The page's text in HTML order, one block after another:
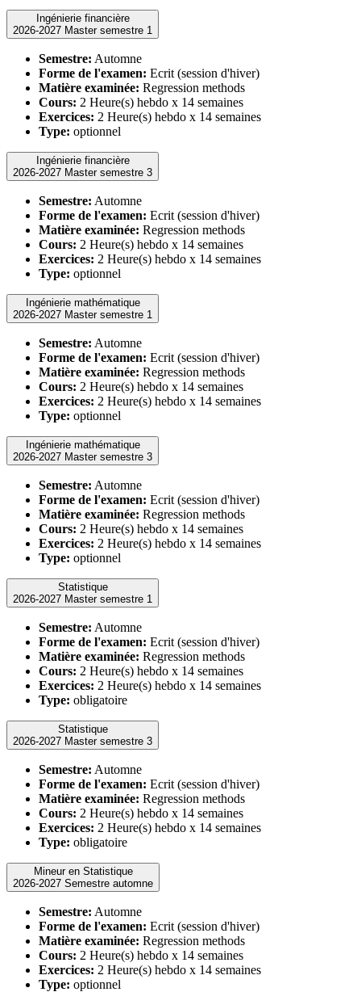
Ingénierie financière
2026-2027 Master semestre 1
Semestre: Automne
Forme de l'examen: Ecrit (session d'hiver)
Matière examinée: Regression methods
Cours: 2 Heure(s) hebdo x 14 semaines
Exercices: 2 Heure(s) hebdo x 14 semaines
Type: optionnel
Ingénierie financière
2026-2027 Master semestre 3
Semestre: Automne
Forme de l'examen: Ecrit (session d'hiver)
Matière examinée: Regression methods
Cours: 2 Heure(s) hebdo x 14 semaines
Exercices: 2 Heure(s) hebdo x 14 semaines
Type: optionnel
Ingénierie mathématique
2026-2027 Master semestre 1
Semestre: Automne
Forme de l'examen: Ecrit (session d'hiver)
Matière examinée: Regression methods
Cours: 2 Heure(s) hebdo x 14 semaines
Exercices: 2 Heure(s) hebdo x 14 semaines
Type: optionnel
Ingénierie mathématique
2026-2027 Master semestre 3
Semestre: Automne
Forme de l'examen: Ecrit (session d'hiver)
Matière examinée: Regression methods
Cours: 2 Heure(s) hebdo x 14 semaines
Exercices: 2 Heure(s) hebdo x 14 semaines
Type: optionnel
Statistique
2026-2027 Master semestre 1
Semestre: Automne
Forme de l'examen: Ecrit (session d'hiver)
Matière examinée: Regression methods
Cours: 2 Heure(s) hebdo x 14 semaines
Exercices: 2 Heure(s) hebdo x 14 semaines
Type: obligatoire
Statistique
2026-2027 Master semestre 3
Semestre: Automne
Forme de l'examen: Ecrit (session d'hiver)
Matière examinée: Regression methods
Cours: 2 Heure(s) hebdo x 14 semaines
Exercices: 2 Heure(s) hebdo x 14 semaines
Type: obligatoire
Mineur en Statistique
2026-2027 Semestre automne
Semestre: Automne
Forme de l'examen: Ecrit (session d'hiver)
Matière examinée: Regression methods
Cours: 2 Heure(s) hebdo x 14 semaines
Exercices: 2 Heure(s) hebdo x 14 semaines
Type: optionnel